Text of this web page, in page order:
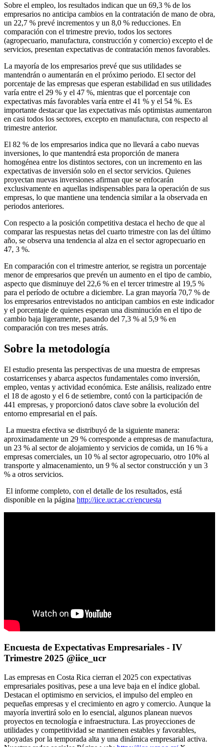
Sobre el empleo, los resultados indican que un 69,3 % de los
empresarios no anticipa cambios en la contratación de mano de obra,
un 22,7 % prevé incrementos y un 8,0 % reducciones. En
comparación con el trimestre previo, todos los sectores
(agropecuario, manufactura, construcción y comercio) excepto el de
servicios, presentan expectativas de contratación menos favorables.
La mayoría de los empresarios prevé que sus utilidades se
mantendrán o aumentarán en el próximo periodo. El sector del
porcentaje de las empresas que esperan estabilidad en sus utilidades
varía entre el 29 % y el 47 %, mientras que el porcentaje con
expectativas más favorables varía entre el 41 % y el 54 %. Es
importante destacar que las expectativas más optimistas aumentaron
en casi todos los sectores, excepto en manufactura, con respecto al
trimestre anterior.
El 82 % de los empresarios indica que no llevará a cabo nuevas
inversiones, lo que mantendrá esta proporción de manera
homogénea entre los distintos sectores, con un incremento en las
expectativas de inversión solo en el sector servicios. Quienes
proyectan nuevas inversiones afirman que se enfocarán
exclusivamente en aquellas indispensables para la operación de sus
empresas, lo que mantiene una tendencia similar a la observada en
periodos anteriores.
Con respecto a la posición competitiva destaca el hecho de que al
comparar las respuestas netas del cuarto trimestre con las del último
año, se observa una tendencia al alza en el sector agropecuario en
47, 3 %.
En comparación con el trimestre anterior, se registra un porcentaje
menor de empresarios que prevén un aumento en el tipo de cambio,
aspecto que disminuye del 22,6 % en el tercer trimestre al 19,5 %
para el período de octubre a diciembre. La gran mayoría 70,7 % de
los empresarios entrevistados no anticipan cambios en este indicador
y el porcentaje de quienes esperan una disminución en el tipo de
cambio baja ligeramente, pasando del 7,3 % al 5,9 % en
comparación con tres meses atrás.
Sobre la metodología
El estudio presenta las perspectivas de una muestra de empresas
costarricenses y abarca aspectos fundamentales como inversión,
empleo, ventas y actividad económica. Este análisis, realizado entre
el 18 de agosto y el 6 de setiembre, contó con la participación de
441 empresas, y proporcionó datos clave sobre la evolución del
entorno empresarial en el país.
La muestra efectiva se distribuyó de la siguiente manera:
aproximadamente un 29 % corresponde a empresas de manufactura,
un 23 % al sector de alojamiento y servicios de comida, un 16 % a
empresas comerciales, un 10 % al sector agropecuario, otro 10% al
transporte y almacenamiento, un 9 % al sector construcción y un 3
% a otros servicios.
El informe completo, con el detalle de los resultados, está
disponible en la página http://iice.ucr.ac.cr/encuesta
Encuesta de Expectativas Empresariales - IV
Trimestre 2025 @iice_ucr
Las empresas en Costa Rica cierran el 2025 con expectativas
empresariales positivas, pese a una leve baja en el índice global.
Destacan el optimismo en servicios, el impulso del empleo en
pequeñas empresas y el crecimiento en agro y comercio. Aunque la
mayoría invertirá solo en lo esencial, algunos planean nuevos
proyectos en tecnología e infraestructura. Las proyecciones de
utilidades y competitividad se mantienen estables y favorables,
apoyadas por la temporada alta y una dinámica empresarial activa.